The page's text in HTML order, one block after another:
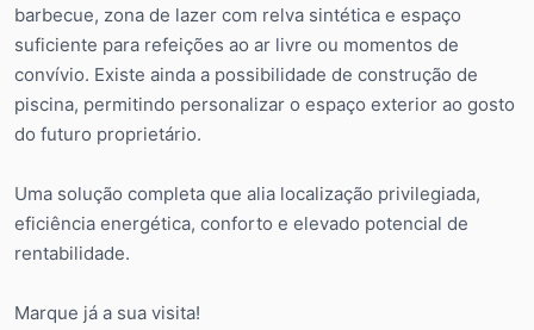
barbecue, zona de lazer com relva sintética e espaço
suficiente para refeições ao ar livre ou momentos de
convívio. Existe ainda a possibilidade de construção de
piscina, permitindo personalizar o espaço exterior ao gosto
do futuro proprietário.
Uma solução completa que alia localização privilegiada,
eficiência energética, conforto e elevado potencial de
rentabilidade.
Marque já a sua visita!